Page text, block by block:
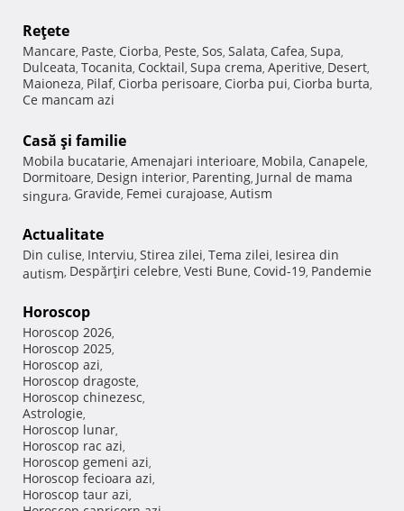
Reţete
Mancare, Paste, Ciorba, Peste, Sos, Salata, Cafea, Supa,
Dulceata, Tocanita, Cocktail, Supa crema, Aperitive, Desert,
Maioneza, Pilaf, Ciorba perisoare, Ciorba pui, Ciorba burta,
Ce mancam azi
Casă şi familie
Mobila bucatarie, Amenajari interioare, Mobila, Canapele,
Dormitoare, Design interior, Parenting, Jurnal de mama
singura, Gravide, Femei curajoase, Autism
Actualitate
Din culise, Interviu, Stirea zilei, Tema zilei, Iesirea din
autism, Despărţiri celebre, Vesti Bune, Covid-19, Pandemie
Horoscop
Horoscop 2026,
Horoscop 2025,
Horoscop azi,
Horoscop dragoste,
Horoscop chinezesc,
Astrologie,
Horoscop lunar,
Horoscop rac azi,
Horoscop gemeni azi,
Horoscop fecioara azi,
Horoscop taur azi,